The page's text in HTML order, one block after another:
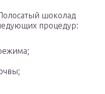
шоколад
процедур: